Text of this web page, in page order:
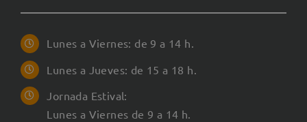
Lunes a Viernes: de 9 a 14 h.
Lunes a Jueves: de 15 a 18 h.
Jornada Estival:
Lunes a Viernes de 9 a 14 h.